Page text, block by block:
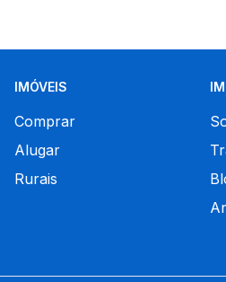
IMÓVEIS
Comprar
Alugar
Rurais